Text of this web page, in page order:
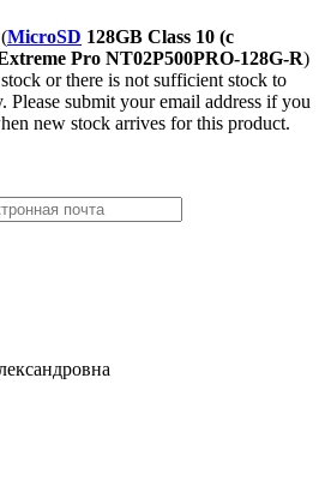
MicroSD 128GB Class 10 (с
Pro NT02P500PRO-128G-R)
or there is not sufficient stock to
Please submit your email address if you
new stock arrives for this product.